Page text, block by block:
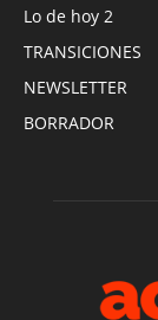
Lo de hoy 2
TRANSICIONES
NEWSLETTER
BORRADOR